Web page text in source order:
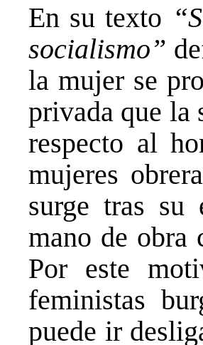
En su texto
socialismo”
la mujer se
privada que la
respecto al
mujeres
surge tras su
mano de obra
Por este
feministas
puede ir